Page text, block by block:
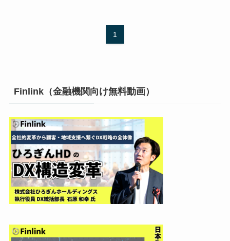
1
Finlink（金融機関向け無料動画）